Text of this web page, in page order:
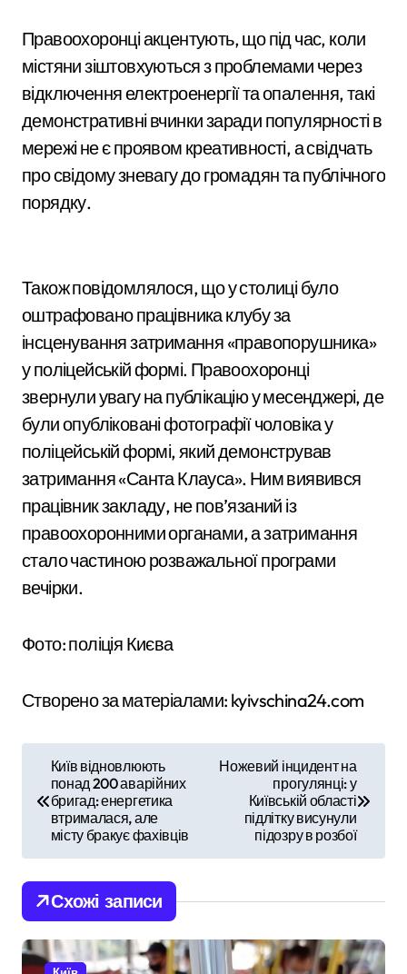
Правоохоронці акцентують, що під час, коли
містяни зіштовхуються з проблемами через
відключення електроенергії та опалення, такі
демонстративні вчинки заради популярності в
мережі не є проявом креативності, а свідчать
про свідому зневагу до громадян та публічного
порядку.
Також повідомлялося, що у столиці було
оштрафовано працівника клубу за
інсценування затримання «правопорушника»
у поліцейській формі. Правоохоронці
звернули увагу на публікацію у месенджері, де
були опубліковані фотографії чоловіка у
поліцейській формі, який демонстрував
затримання «Санта Клауса». Ним виявився
працівник закладу, не пов’язаний із
правоохоронними органами, а затримання
стало частиною розважальної програми
вечірки.
Фото: поліція Києва
Створено за матеріалами: kyivschina24.com
і
г
а
Київ відновлюють
понад 200 аварійних
бригад: енергетика
втрималася, але
місту бракує фахівців
Ножевий інцидент на
прогулянці: у
Київській області
підлітку висунули
підозру в розбої
Схожі записи